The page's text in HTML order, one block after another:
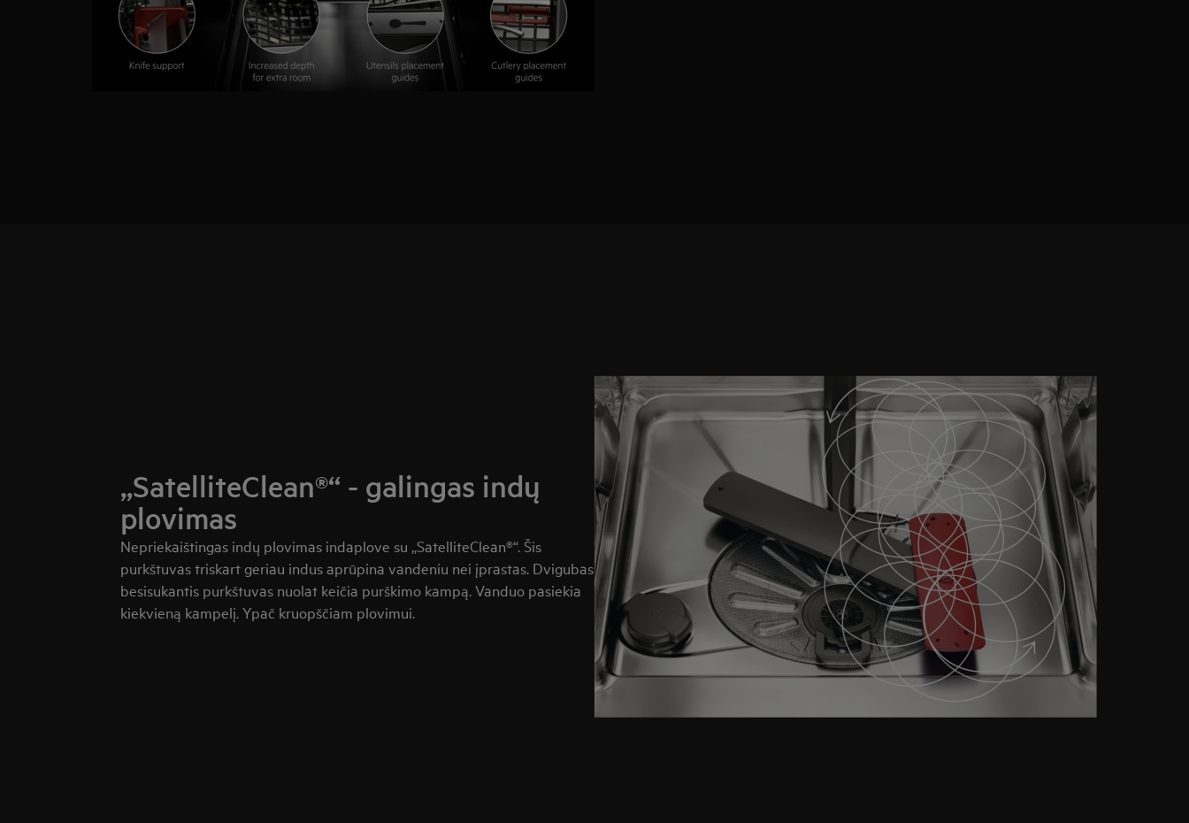
„SatelliteClean®“ - galingas indų
plovimas
Nepriekaištingas indų plovimas indaplove su „SatelliteClean®“. Šis
purkštuvas triskart geriau indus aprūpina vandeniu nei įprastas. Dvigubas
besisukantis purkštuvas nuolat keičia purškimo kampą. Vanduo pasiekia
kiekvieną kampelį. Ypač kruopščiam plovimui.